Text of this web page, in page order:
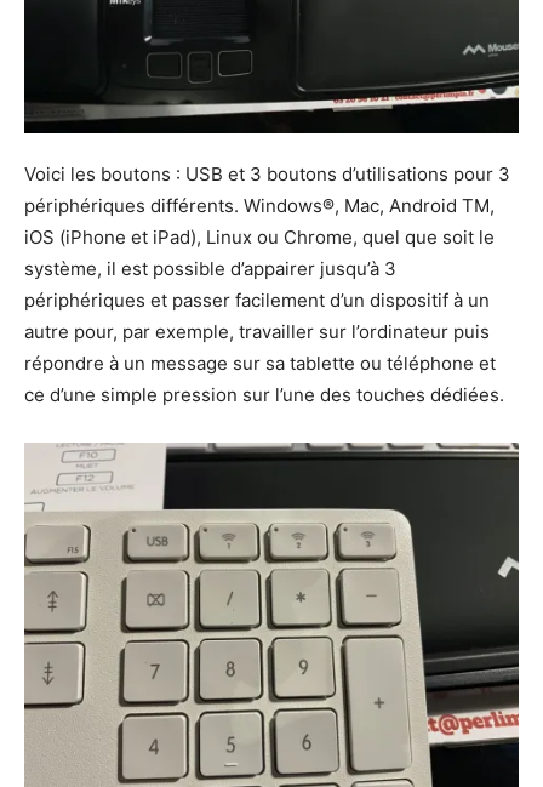
Voici les boutons : USB et 3 boutons d’utilisations pour 3
périphériques différents. Windows®, Mac, Android TM,
iOS (iPhone et iPad), Linux ou Chrome, quel que soit le
système, il est possible d’appairer jusqu’à 3
périphériques et passer facilement d’un dispositif à un
autre pour, par exemple, travailler sur l’ordinateur puis
répondre à un message sur sa tablette ou téléphone et
ce d’une simple pression sur l’une des touches dédiées.